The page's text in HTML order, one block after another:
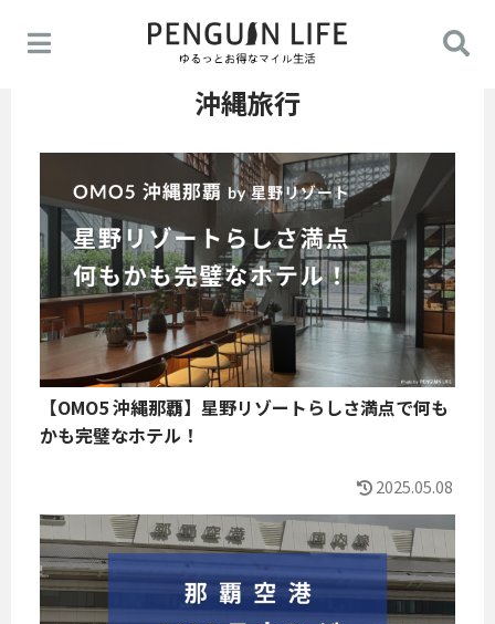
沖縄旅行
【OMO5 沖縄那覇】星野リゾートらしさ満点で何も
かも完璧なホテル！
2025.05.08